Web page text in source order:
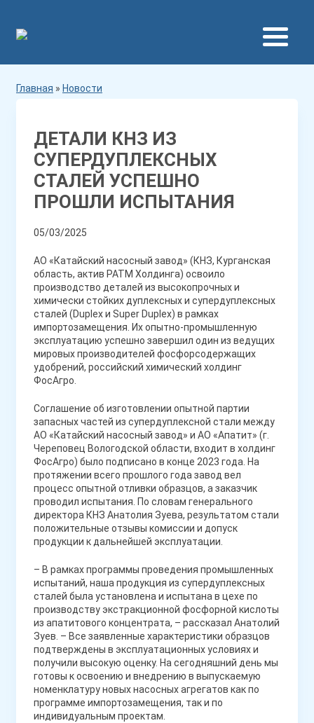
Главная » Новости
ДЕТАЛИ КНЗ ИЗ
СУПЕРДУПЛЕКСНЫХ
СТАЛЕЙ УСПЕШНО
ПРОШЛИ ИСПЫТАНИЯ
05/03/2025
АО «Катайский насосный завод» (КНЗ, Курганская
область, актив РАТМ Холдинга) освоило
производство деталей из высокопрочных и
химически стойких дуплексных и супердуплексных
сталей (Duplex и Super Duplex) в рамках
импортозамещения. Их опытно-промышленную
эксплуатацию успешно завершил один из ведущих
мировых производителей фосфорсодержащих
удобрений, российский химический холдинг
ФосАгро.
Соглашение об изготовлении опытной партии
запасных частей из супердуплексной стали между
АО «Катайский насосный завод» и АО «Апатит» (г.
Череповец Вологодской области, входит в холдинг
ФосАгро) было подписано в конце 2023 года. На
протяжении всего прошлого года завод вел
процесс опытной отливки образцов, а заказчик
проводил испытания. По словам генерального
директора КНЗ Анатолия Зуева, результатом стали
положительные отзывы комиссии и допуск
продукции к дальнейшей эксплуатации.
– В рамках программы проведения промышленных
испытаний, наша продукция из супердуплексных
сталей была установлена и испытана в цехе по
производству экстракционной фосфорной кислоты
из апатитового концентрата, – рассказал Анатолий
Зуев. – Все заявленные характеристики образцов
подтверждены в эксплуатационных условиях и
получили высокую оценку. На сегодняшний день мы
готовы к освоению и внедрению в выпускаемую
номенклатуру новых насосных агрегатов как по
программе импортозамещения, так и по
индивидуальным проектам.